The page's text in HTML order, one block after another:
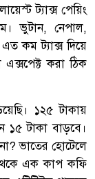
ট্যাক্স পেয়িং
ভুটান, নেপাল,
কম ট্যাক্স দিয়ে
করা ঠিক
১২৫ টাকায়
১৫ টাকা বাড়বে।
ভাতের হোটেলে
থেকে এক কাপ কফি